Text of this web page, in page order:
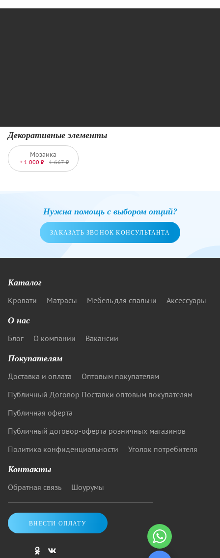
Декоративные элементы
Мозаика
+ 1 000 ₽ 1 667 ₽
Нужна помощь с выбором опций?
ЗАКАЗАТЬ ЗВОНОК КОНСУЛЬТАНТА
Каталог
Кровати Матрасы Мебель для спальни Аксессуары
О нас
Блог О компании Вакансии
Покупателям
Доставка и оплата
Оптовым покупателям
Публичный Договор Поставки оптовым покупателям
Публичная оферта
Публичный договор-оферта розничных магазинов
Политика конфиденциальности
Уголок потребителя
Контакты
Обратная связь Шоурумы
ВНЕСТИ ОПЛАТУ